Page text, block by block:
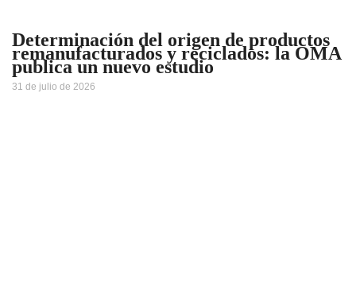
Determinación del origen de productos
remanufacturados y reciclados: la OMA
publica un nuevo estudio
31 de julio de 2026